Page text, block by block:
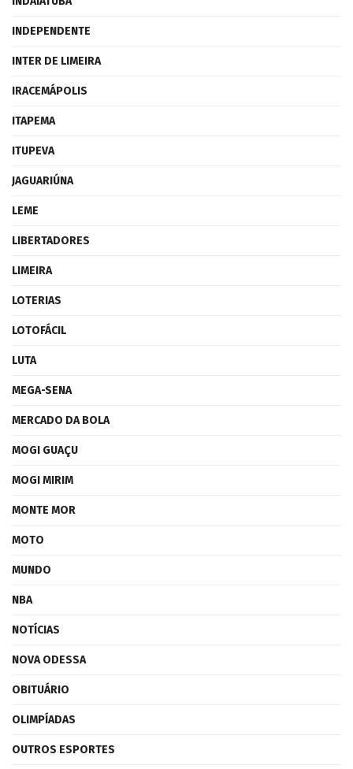
INDEPENDENTE
INTER DE LIMEIRA
IRACEMÁPOLIS
ITAPEMA
ITUPEVA
JAGUARIÚNA
LEME
LIBERTADORES
LIMEIRA
LOTERIAS
LOTOFÁCIL
LUTA
MEGA-SENA
MERCADO DA BOLA
MOGI GUAÇU
MOGI MIRIM
MONTE MOR
MOTO
MUNDO
NBA
NOTÍCIAS
NOVA ODESSA
OBITUÁRIO
OLIMPÍADAS
OUTROS ESPORTES